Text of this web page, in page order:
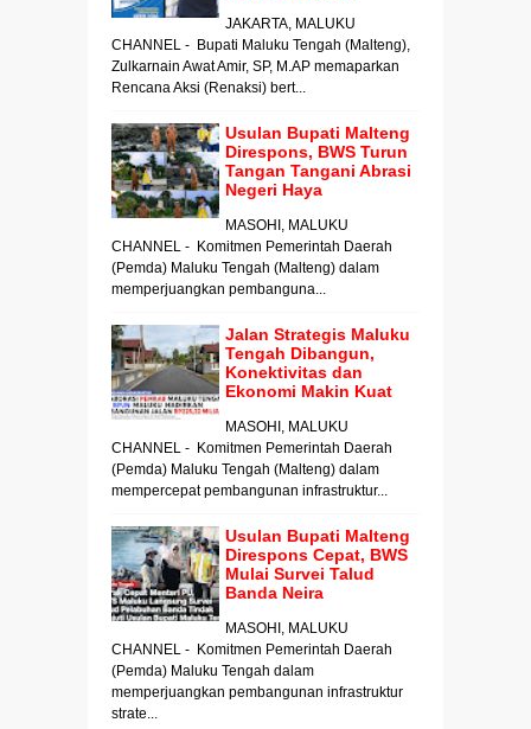
JAKARTA, MALUKU
CHANNEL - Bupati Maluku Tengah (Malteng),
Zulkarnain Awat Amir, SP, M.AP memaparkan
Rencana Aksi (Renaksi) bert...
Usulan Bupati Malteng
Direspons, BWS Turun
Tangan Tangani Abrasi
Negeri Haya
MASOHI, MALUKU
CHANNEL - Komitmen Pemerintah Daerah
(Pemda) Maluku Tengah (Malteng) dalam
memperjuangkan pembanguna...
Jalan Strategis Maluku
Tengah Dibangun,
Konektivitas dan
Ekonomi Makin Kuat
MASOHI, MALUKU
CHANNEL - Komitmen Pemerintah Daerah
(Pemda) Maluku Tengah (Malteng) dalam
mempercepat pembangunan infrastruktur...
Usulan Bupati Malteng
Direspons Cepat, BWS
Mulai Survei Talud
Banda Neira
MASOHI, MALUKU
CHANNEL - Komitmen Pemerintah Daerah
(Pemda) Maluku Tengah dalam
memperjuangkan pembangunan infrastruktur
strate...